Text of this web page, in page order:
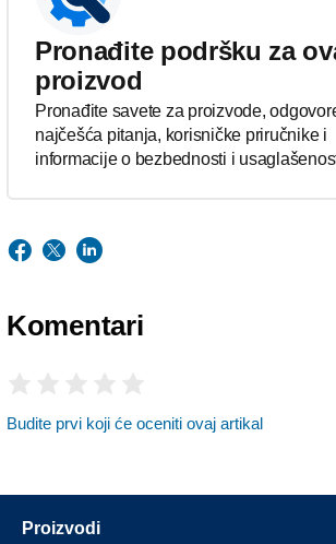
Pronađite podršku za
proizvod
Pronađite savete za proizvode,
najčešća pitanja, korisničke priručnike i
informacije o bezbednosti i
Komentari
Budite prvi koji će oceniti ovaj artikal
Proizvodi